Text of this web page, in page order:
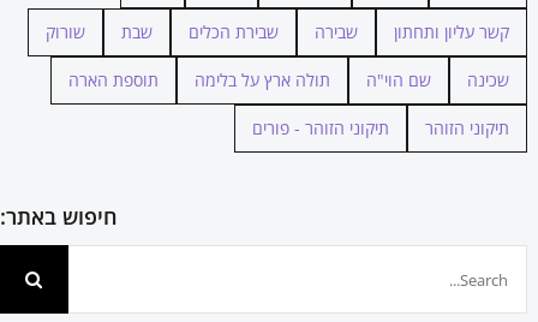
קשר עליון ותחתון שבירה שבירת הכלים שבת שורוק
שכינה שם הוי"ה תולה ארץ על בלימה תוספת הארה
תיקוני הזוהר תיקוני הזוהר - פורים
חיפוש באתר: